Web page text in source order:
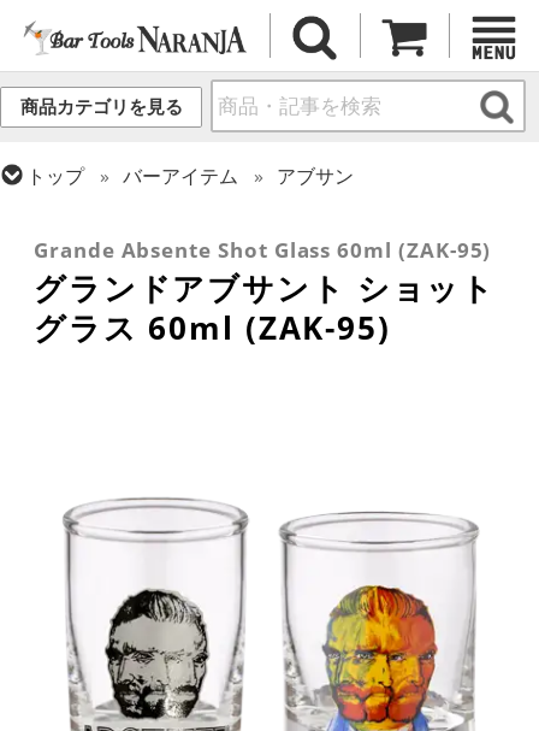
商品カテゴリを見る
トップ バーアイテム
アブサン
ショットグラス
Grande Absente Shot Glass 60ml (ZAK-95)
グランドアブサント ショット
グラス 60ml (ZAK-95)